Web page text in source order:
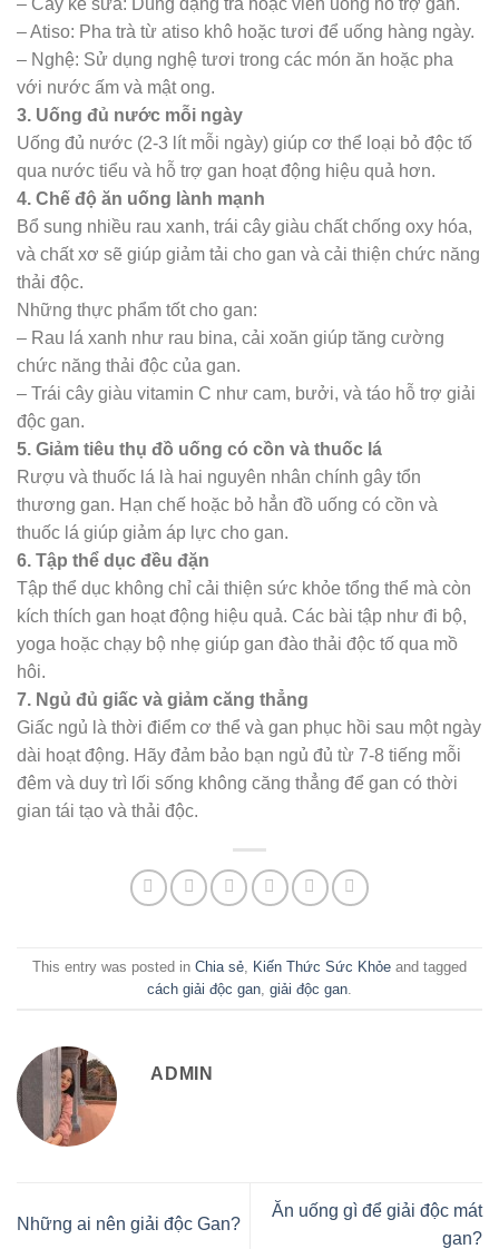
– Cây kế sữa: Dùng dạng trà hoặc viên uống hỗ trợ gan.
– Atiso: Pha trà từ atiso khô hoặc tươi để uống hàng ngày.
– Nghệ: Sử dụng nghệ tươi trong các món ăn hoặc pha
với nước ấm và mật ong.
3. Uống đủ nước mỗi ngày
Uống đủ nước (2-3 lít mỗi ngày) giúp cơ thể loại bỏ độc tố
qua nước tiểu và hỗ trợ gan hoạt động hiệu quả hơn.
4. Chế độ ăn uống lành mạnh
Bổ sung nhiều rau xanh, trái cây giàu chất chống oxy hóa,
và chất xơ sẽ giúp giảm tải cho gan và cải thiện chức năng
thải độc.
Những thực phẩm tốt cho gan:
– Rau lá xanh như rau bina, cải xoăn giúp tăng cường
chức năng thải độc của gan.
– Trái cây giàu vitamin C như cam, bưởi, và táo hỗ trợ giải
độc gan.
5. Giảm tiêu thụ đồ uống có cồn và thuốc lá
Rượu và thuốc lá là hai nguyên nhân chính gây tổn
thương gan. Hạn chế hoặc bỏ hẳn đồ uống có cồn và
thuốc lá giúp giảm áp lực cho gan.
6. Tập thể dục đều đặn
Tập thể dục không chỉ cải thiện sức khỏe tổng thể mà còn
kích thích gan hoạt động hiệu quả. Các bài tập như đi bộ,
yoga hoặc chạy bộ nhẹ giúp gan đào thải độc tố qua mồ
hôi.
7. Ngủ đủ giấc và giảm căng thẳng
Giấc ngủ là thời điểm cơ thể và gan phục hồi sau một ngày
dài hoạt động. Hãy đảm bảo bạn ngủ đủ từ 7-8 tiếng mỗi
đêm và duy trì lối sống không căng thẳng để gan có thời
gian tái tạo và thải độc.
This entry was posted in Chia sẻ Kiến Thức Sức Khỏe and tagged
cách giải độc gan giải độc gan
ADMIN
Những ai nên giải độc Gan?
Ăn uống gì để giải độc mát
gan?